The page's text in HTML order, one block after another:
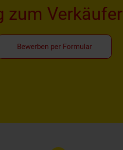
zum Verkäufer
Bewerben per Formular